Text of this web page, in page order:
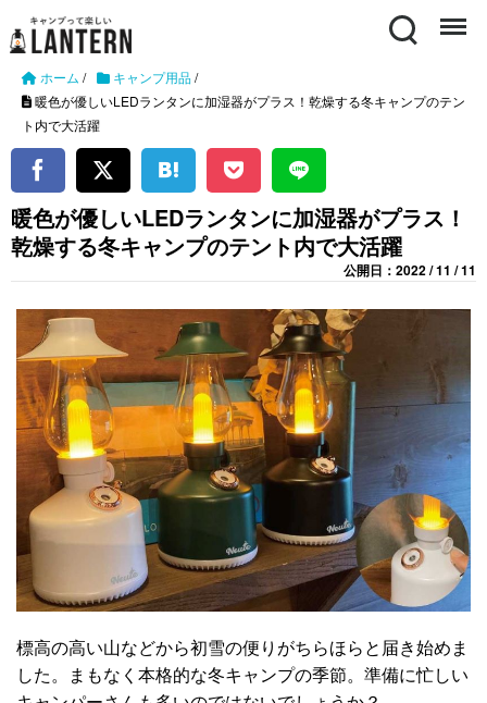
Search Menu
ホーム / キャンプ用品/
暖色が優しいLEDランタンに加湿器がプラス！乾燥する冬キャンプのテン
ト内で大活躍
暖色が優しいLEDランタンに加湿器がプラス！
乾燥する冬キャンプのテント内で大活躍
公開日：2022 / 11 / 11
標高の高い山などから初雪の便りがちらほらと届き始めま
した。まもなく本格的な冬キャンプの季節。準備に忙しい